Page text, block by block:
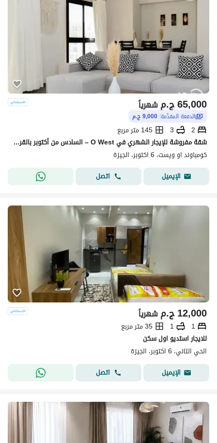
ج.م65,000 شهرياً
الدفعة المقدّمة: 9,000 ج.م
2
3
145 متر مربع
شقة مفروشة للإيجار الشهري في O West – السادس من أكتوبر بالقرب من مول مصر
كومباوند او ويست، 6 اكتوبر، الجيزة
الإيميل
اتصل
ج.م12,000 شهرياً
1
1
35 متر مربع
للايجار استديو اول سكن
الحي الثاني، 6 اكتوبر، الجيزة
الإيميل
اتصل